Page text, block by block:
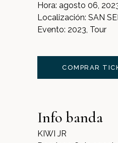
Hora: agosto 06,
Localización: SAN
Evento: 2023, Tour
COMPRAR
Info banda
KIWI JR